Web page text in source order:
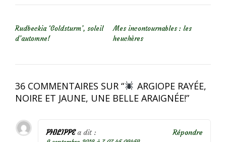
Rudbeckia ‘Goldsturm’, soleil
d’automne!
Mes incontournables : les
heuchères
36 COMMENTAIRES SUR “
ARGIOPE RAYÉE,
NOIRE ET JAUNE, UNE BELLE ARAIGNÉE!”
PHILIPPE a dit : Répondre